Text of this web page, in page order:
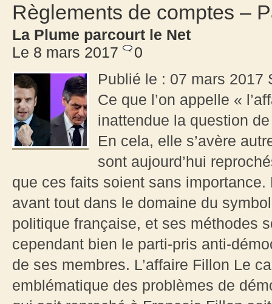
Règlements de comptes –
La Plume parcourt le Net
Le 8 mars 2017
0
Publié le : 07 mars 2017
Ce que l’on appelle «
inattendue la question
En cela, elle s’avère
sont aujourd’hui
que ces faits soient sans
avant tout dans le domaine du
politique française, et ses méthodes
cependant bien le parti-pris anti-
de ses membres. L’affaire Fillon Le
emblématique des problèmes de